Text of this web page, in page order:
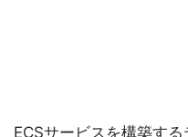
ECSサービスを構築す